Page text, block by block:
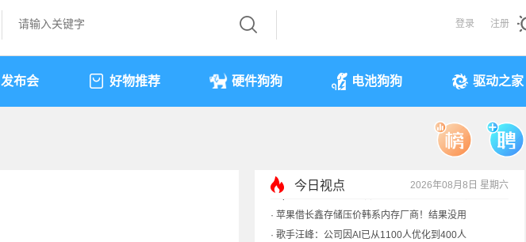
登录 注册
发布会 好物推荐 硬件狗狗 电池狗狗 驱动之家
今日视点 2026年08月8日 星期六
索尼旗舰电视上市：115寸、149999元
SpaceX火箭残骸7倍音速撞月球 对比图像公布